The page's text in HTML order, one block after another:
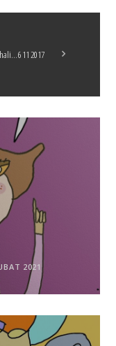
hali…6 11 2017
2021